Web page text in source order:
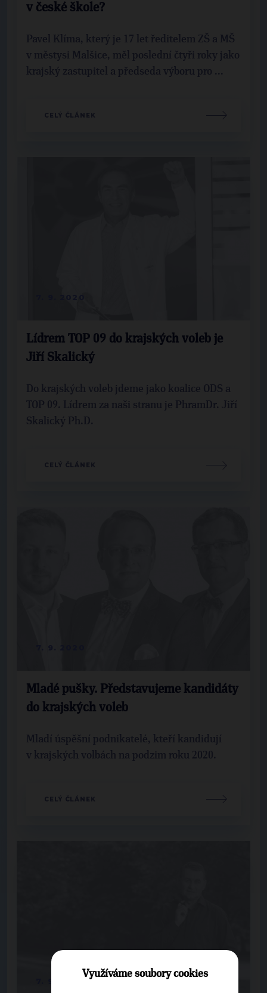
v české škole?
Pavel Klíma, který je 17 let ředitelem ZŠ a MŠ
v městysi Malšice, měl poslední čtyři roky jako
krajský zastupitel a předseda výboru pro ...
CELÝ ČLÁNEK
Lídrem TOP 09 do krajských voleb je
Jiří Skalický
Do krajských voleb jdeme jako koalice ODS a
TOP 09. Lídrem za naši stranu je PhramDr. Jiří
Skalický Ph.D.
CELÝ ČLÁNEK
Mladé pušky. Představujeme kandidáty
do krajských voleb
Mladí úspěšní podnikatelé, kteří kandidují
v krajských volbách na podzim roku 2020.
CELÝ ČLÁNEK
Využíváme soubory cookies